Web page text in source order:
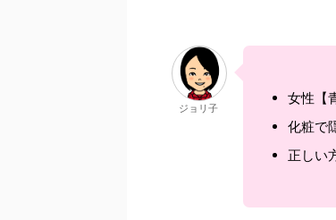
ジョリ子
女性【
化粧で
正しい